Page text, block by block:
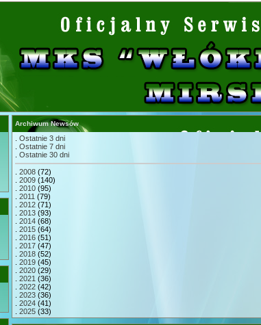
Archiwum Newsów
Ostatnie 3 dni
Ostatnie 7 dni
Ostatnie 30 dni
2008 (72)
2009 (140)
2010 (95)
2011 (79)
2012 (71)
2013 (93)
2014 (68)
2015 (64)
2016 (51)
2017 (47)
2018 (52)
2019 (45)
2020 (29)
2021 (36)
2022 (42)
2023 (36)
2024 (41)
2025 (33)